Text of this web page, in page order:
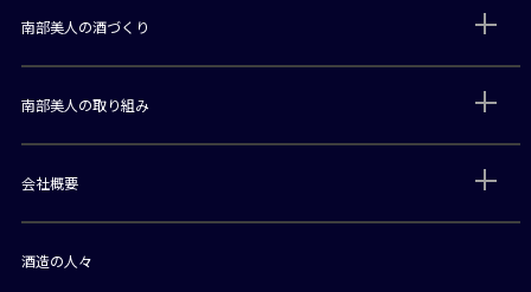
南部美人の酒づくり
南部美人の取り組み
会社概要
酒造の人々